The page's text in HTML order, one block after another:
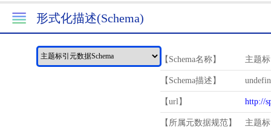
形式化描述(Schema)
【Schema名称】 主题
【Schema描述】
【url】 http://
【所属元数据规范】 主题